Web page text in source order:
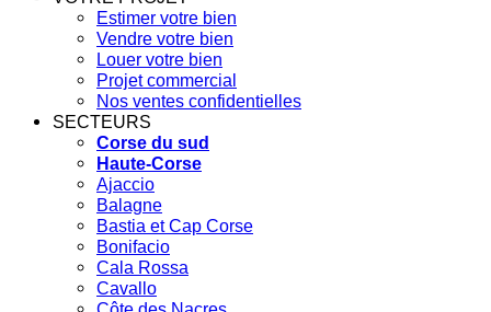
Estimer votre bien
Vendre votre bien
Louer votre bien
Projet commercial
Nos ventes confidentielles
SECTEURS
Corse du sud
Haute-Corse
Ajaccio
Balagne
Bastia et Cap Corse
Bonifacio
Cala Rossa
Cavallo